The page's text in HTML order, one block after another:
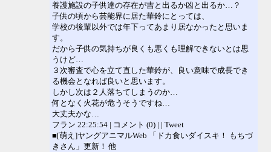
養護施設の子供達の存在が吉と出るか凶と出るか…？
子供の頃から芸能界に居た華鈴にとっては、
学校の後輩以外では年下ってあまり居なかったと思いま
す。
だから子供の気持ちが良くも悪くも理解できないとは思
うけど…
３次審査で心を立て直した華鈴が、良い意味で成長でき
る機会となれば良いと思います。
しかし次は２人落ちてしまうのか…
何となく火花が危うそうですね…
大丈夫かな…
フラン 22:25:54 | コメント (0) | | Tweet
■[萌え]ヤングアニマルWeb 「ドカ食いダイスキ！ もちづ
きさん」更新！ 他